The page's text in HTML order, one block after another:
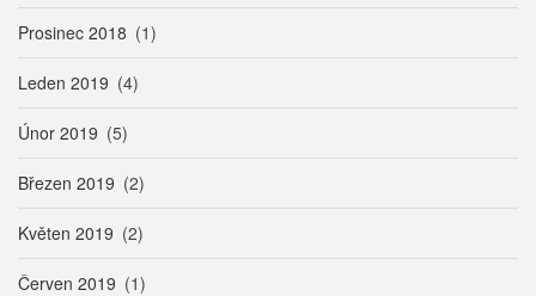
Prosinec 2018 (1)
Leden 2019 (4)
Únor 2019 (5)
Březen 2019 (2)
Květen 2019 (2)
Červen 2019 (1)